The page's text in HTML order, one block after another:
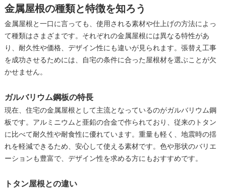
金属屋根の種類と特徴を知ろう
金属屋根と一口に言っても、使用される素材や仕上げの方法によっ
て種類はさまざまです。それぞれの金属屋根には異なる特性があ
り、耐久性や価格、デザイン性にも違いが見られます。張替え工事
を成功させるためには、自宅の条件に合った屋根材を選ぶことが欠
かせません。
ガルバリウム鋼板の特長
現在、住宅の金属屋根として主流となっているのがガルバリウム鋼
板です。アルミニウムと亜鉛の合金で作られており、従来のトタン
に比べて耐久性や耐食性に優れています。重量も軽く、地震時の揺
れを軽減できるため、安心して使える素材です。色や形状のバリエ
ーションも豊富で、デザイン性を求める方にもおすすめです。
トタン屋根との違い